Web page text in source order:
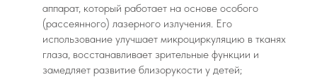
аппарат, который работает на основе особого
(рассеянного) лазерного излучения. Его
использование улучшает микроциркуляцию в тканях
глаза, восстанавливает зрительные функции и
замедляет развитие близорукости у детей;